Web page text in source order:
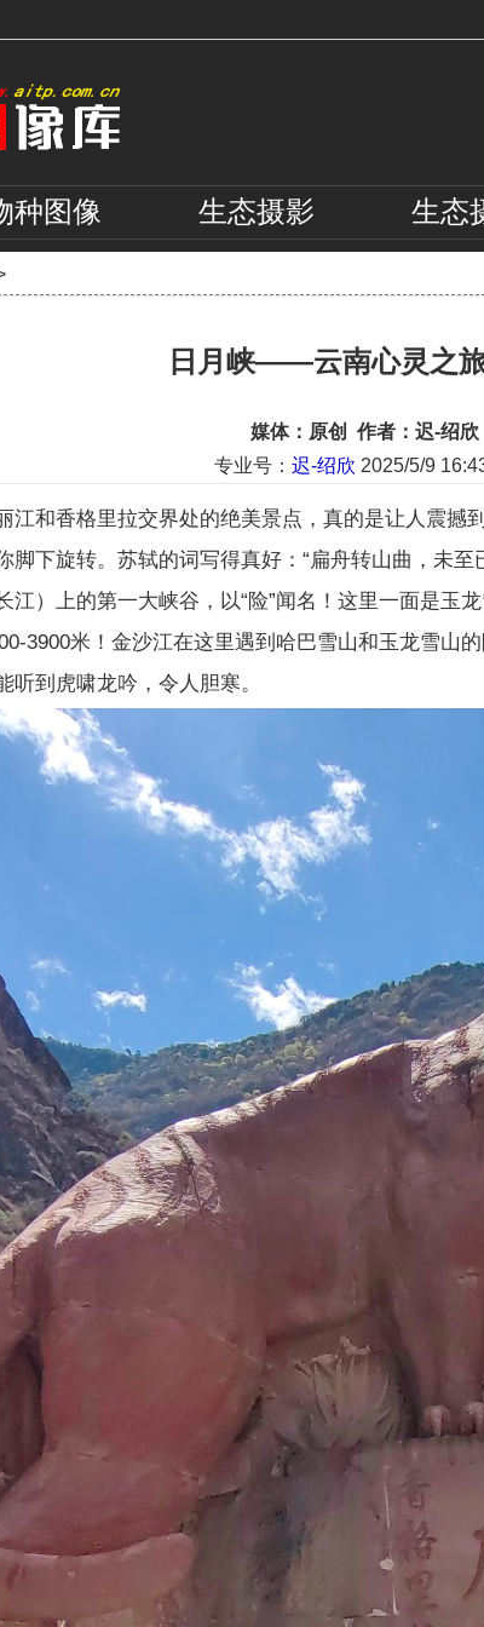
种图像 生态摄影 生态
日月峡——云南心灵之旅
媒体：原创 作者：迟-绍欣
专业号： 迟-绍欣 2025/5/9
江和香格里拉交界处的绝美景点，真的是让人震撼
脚下旋转。苏轼的词写得真好：“扁舟转山曲，未至
江）上的第一大峡谷，以“险”闻名！这里一面是玉
3900米！金沙江在这里遇到哈巴雪山和玉龙雪山
听到虎啸龙吟，令人胆寒。